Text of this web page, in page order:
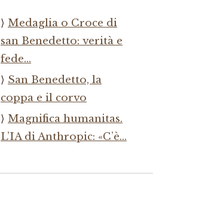
Medaglia o Croce di
san Benedetto: verità e
fede…
San Benedetto, la
coppa e il corvo
Magnifica humanitas.
L’IA di Anthropic: «C’è…